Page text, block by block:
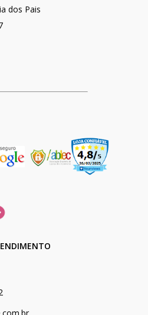
dos Pais